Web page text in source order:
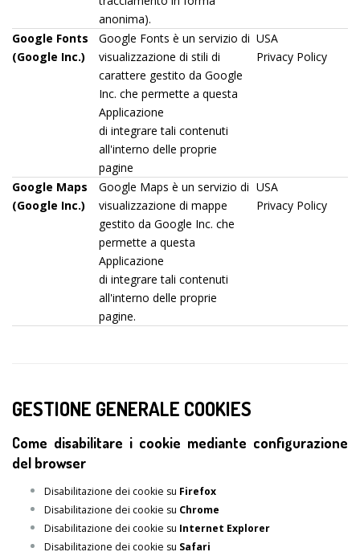
anonima).
Google Fonts
(Google Inc.)
Google Fonts è un servizio di
visualizzazione di stili di
carattere gestito da Google
Inc. che permette a questa
Applicazione
di integrare tali contenuti
all'interno delle proprie
pagine
USA
Privacy Policy
Google Maps
(Google Inc.)
Google Maps è un servizio di
visualizzazione di mappe
gestito da Google Inc. che
permette a questa
Applicazione
di integrare tali contenuti
all'interno delle proprie
pagine.
USA
Privacy Policy
GESTIONE GENERALE COOKIES
Come disabilitare i cookie mediante configurazione
del browser
Disabilitazione dei cookie su Firefox
Disabilitazione dei cookie su Chrome
Disabilitazione dei cookie su Internet Explorer
Disabilitazione dei cookie su Safari